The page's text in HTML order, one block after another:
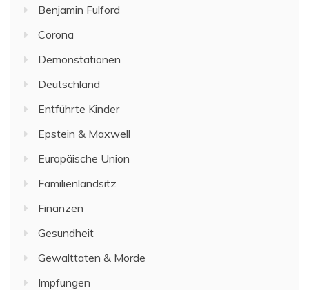
Benjamin Fulford
Corona
Demonstationen
Deutschland
Entführte Kinder
Epstein & Maxwell
Europäische Union
Familienlandsitz
Finanzen
Gesundheit
Gewalttaten & Morde
Impfungen